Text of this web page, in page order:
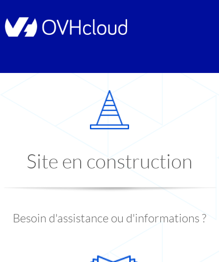
Site en construction
Besoin d'assistance ou d'informations ?